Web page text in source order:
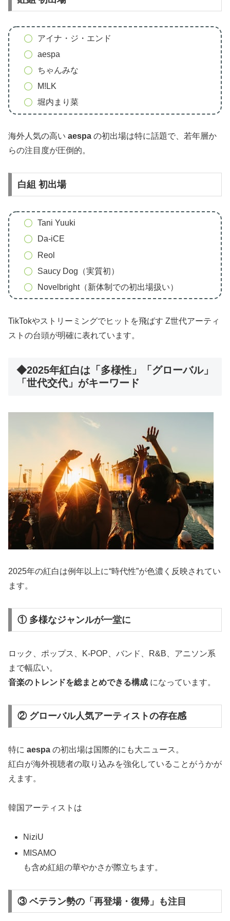
アイナ・ジ・エンド
aespa
ちゃんみな
M!LK
堀内まり菜
海外人気の高い aespa の初出場は特に話題で、若年層か
らの注目度が圧倒的。
白組 初出場
Tani Yuuki
Da-iCE
Reol
Saucy Dog（実質初）
Novelbright（新体制での初出場扱い）
TikTokやストリーミングでヒットを飛ばす Z世代アーティ
ストの台頭が明確に表れています。
◆2025年紅白は「多様性」「グローバル」
「世代交代」がキーワード
2025年の紅白は例年以上に“時代性”が色濃く反映されてい
ます。
① 多様なジャンルが一堂に
ロック、ポップス、K-POP、バンド、R&B、アニソン系
まで幅広い。
音楽のトレンドを総まとめできる構成 になっています。
② グローバル人気アーティストの存在感
特に aespa の初出場は国際的にも大ニュース。
紅白が海外視聴者の取り込みを強化していることがうかが
えます。
韓国アーティストは
NiziU
MISAMO
も含め紅組の華やかさが際立ちます。
③ ベテラン勢の「再登場・復帰」も注目